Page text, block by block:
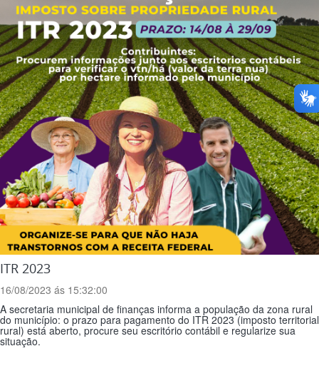
ITR 2023
16/08/2023 ás 15:32:00
A secretaria municipal de finanças informa a população da zona rural
do município: o prazo para pagamento do ITR 2023 (imposto territorial
rural) está aberto, procure seu escritório contábil e regularize sua
situação.